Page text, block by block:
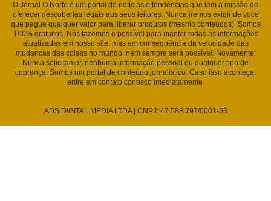
O Jornal O Norte é um portal de notícias e tendências que tem a missão de
oferecer descobertas legais aos seus leitores. Nunca iremos exigir de você
que pague qualquer valor para liberar produtos (mesmo conteúdos). Somos
100% gratuitos. Nós fazemos o possível para manter todas as informações
atualizadas em nosso site, mas em consequência da velocidade das
mudanças das coisas no mundo, nem sempre será possível. Novamente:
Nunca solicitamos nenhuma informação pessoal ou qualquer tipo de
cobrança. Somos um portal de conteúdo jornalístico. Caso isso aconteça,
entre em contato conosco imediatamente.
ADS DIGITAL MEDIA LTDA | CNPJ: 47.588.797/0001-53